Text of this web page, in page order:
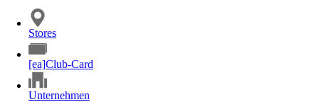
Stores
[ea]Club-Card
Unternehmen